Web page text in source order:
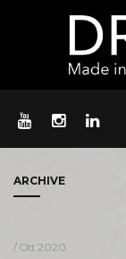
ARCHIVE
/ Ott 2020